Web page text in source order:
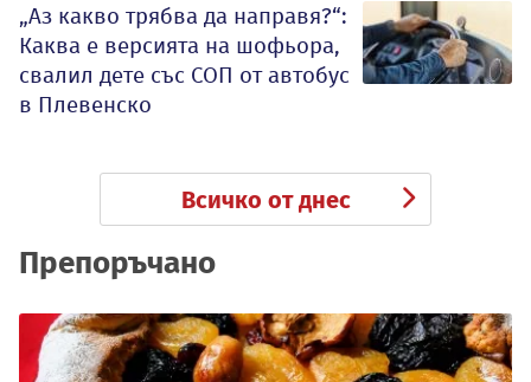
„Аз какво трябва да направя?“:
Каква е версията на шофьора,
свалил дете със СОП от автобус
в Плевенско
Всичко от днес
Препоръчано